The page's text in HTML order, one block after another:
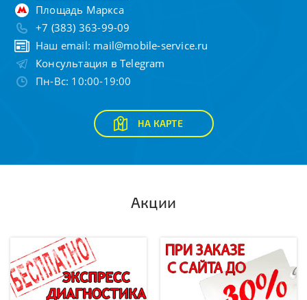
Площадь Маркса
+7 (383) 363-99-09
Наш email: mail@mobile-service.ru
Консультация в Telegram
Пн-Вс: 10:00-19:00
НА КАРТЕ
Акции